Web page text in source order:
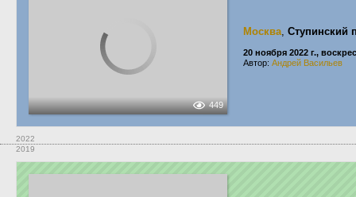
449
Москва, Ступинский
20 ноября 2022 г.,
Автор: Андрей Васильев
2022
2019